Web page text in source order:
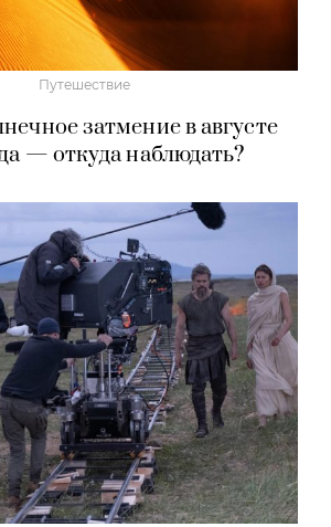
Путешествие
затмение в августе
— откуда наблюдать?